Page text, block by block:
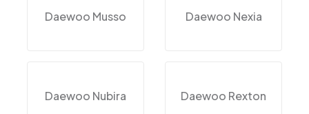
Daewoo Musso Daewoo Nexia
Daewoo Nubira Daewoo Rexton